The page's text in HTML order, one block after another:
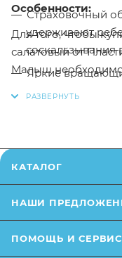
Особенности:
Страховочный
удерживают
соскальзывания
Яркие
Для того, чтобы
салатовый от
Малыш необходимо
от описания и
изменения в
товара), при этом
КАТАЛОГ
НАШИ
ПОМОЩЬ И